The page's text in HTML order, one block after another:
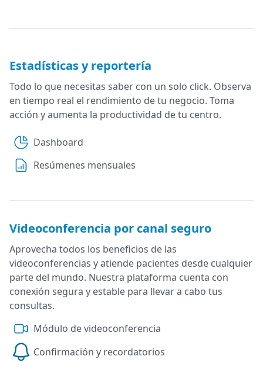
Estadísticas y reportería
Todo lo que necesitas saber con un solo click. Observa
en tiempo real el rendimiento de tu negocio. Toma
acción y aumenta la productividad de tu centro.
Dashboard
Resúmenes mensuales
Videoconferencia por canal seguro
Aprovecha todos los beneficios de las
videoconferencias y atiende pacientes desde cualquier
parte del mundo. Nuestra plataforma cuenta con
conexión segura y estable para llevar a cabo tus
consultas.
Módulo de videoconferencia
Confirmación y recordatorios